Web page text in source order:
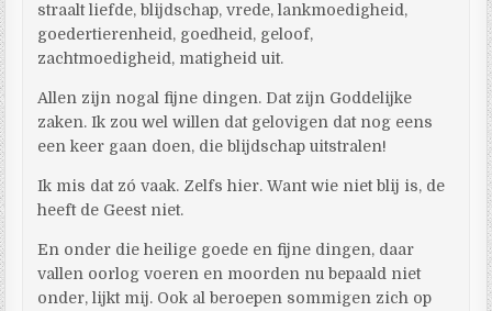
straalt liefde, blijdschap, vrede, lankmoedigheid,
goedertierenheid, goedheid, geloof,
zachtmoedigheid, matigheid uit.
Allen zijn nogal fijne dingen. Dat zijn Goddelijke
zaken. Ik zou wel willen dat gelovigen dat nog eens
een keer gaan doen, die blijdschap uitstralen!
Ik mis dat zó vaak. Zelfs hier. Want wie niet blij is, de
heeft de Geest niet.
En onder die heilige goede en fijne dingen, daar
vallen oorlog voeren en moorden nu bepaald niet
onder, lijkt mij. Ook al beroepen sommigen zich op